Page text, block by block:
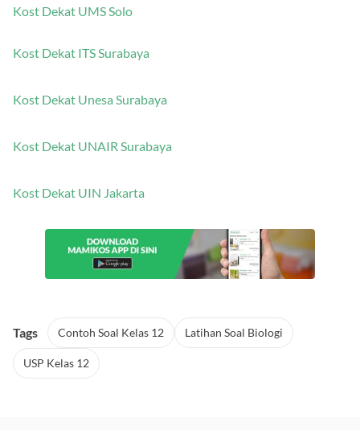
Kost Dekat UMS Solo
Kost Dekat ITS Surabaya
Kost Dekat Unesa Surabaya
Kost Dekat UNAIR Surabaya
Kost Dekat UIN Jakarta
Tags Contoh Soal Kelas 12 Latihan Soal Biologi
USP Kelas 12